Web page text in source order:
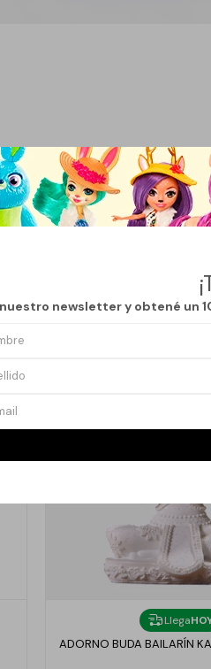
newsletter y obtené un
interesar
Llega
ADORNO BUDA BAILARÍN